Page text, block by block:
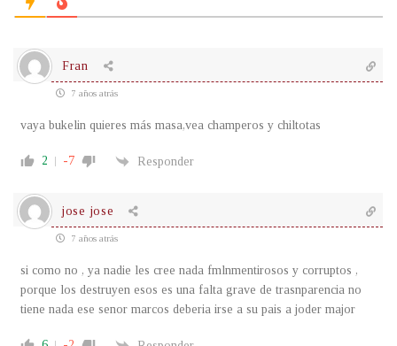
Fran
7 años atrás
vaya bukelin quieres más masa,vea champeros y chiltotas
2 -7 Responder
jose jose
7 años atrás
si como no , ya nadie les cree nada fmlnmentirosos y corruptos ,
porque los destruyen esos es una falta grave de trasnparencia no
tiene nada ese senor marcos deberia irse a su pais a joder major